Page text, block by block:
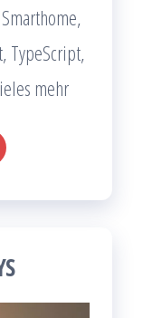
TypeScript,
mehr